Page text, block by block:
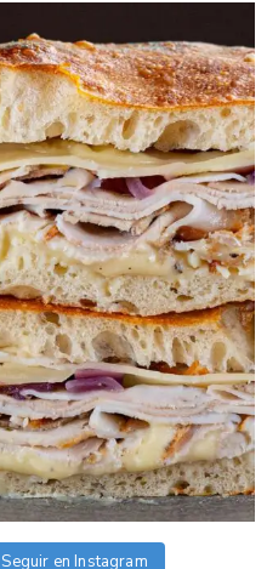
Seguir en Instagram